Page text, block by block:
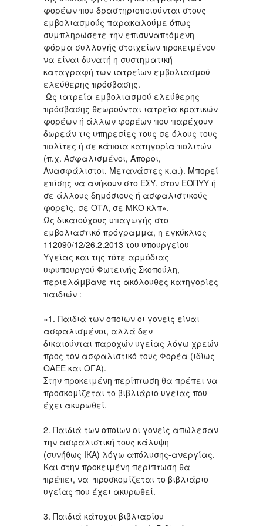
φορέων που δραστηριοποιούνται στους
εμβολιασμούς παρακαλούμε όπως
συμπληρώσετε την επισυναπτόμενη
φόρμα συλλογής στοιχείων προκειμένου
να είναι δυνατή η συστηματική
καταγραφή των ιατρείων εμβολιασμού
ελεύθερης πρόσβασης.
Ως ιατρεία εμβολιασμού ελεύθερης
πρόσβασης θεωρούνται ιατρεία κρατικών
φορέων ή άλλων φορέων που παρέχουν
δωρεάν τις υπηρεσίες τους σε όλους τους
πολίτες ή σε κάποια κατηγορία πολιτών
(π.χ. Ασφαλισμένοι, Άποροι,
Ανασφάλιστοι, Μετανάστες κ.α.). Μπορεί
επίσης να ανήκουν στο ΕΣΥ, στον ΕΟΠΥΥ ή
σε άλλους δημόσιους ή ασφαλιστικούς
φορείς, σε ΟΤΑ, σε ΜΚΟ κλπ».
Ως δικαιούχους υπαγωγής στο
εμβολιαστικό πρόγραμμα, η εγκύκλιος
112090/12/26.2.2013 του υπουργείου
Υγείας και της τότε αρμόδιας
υφυπουργού Φωτεινής Σκοπούλη,
περιελάμβανε τις ακόλουθες κατηγορίες
παιδιών :
«1. Παιδιά των οποίων οι γονείς είναι
ασφαλισμένοι, αλλά δεν
δικαιούνται παροχών υγείας λόγω χρεών
προς τον ασφαλιστικό τους Φορέα (ιδίως
ΟΑΕΕ και ΟΓΑ).
Στην προκειμένη περίπτωση θα πρέπει να
προσκομίζεται το βιβλιάριο υγείας που
έχει ακυρωθεί.
2. Παιδιά των οποίων οι γονείς απώλεσαν
την ασφαλιστική τους κάλυψη
(συνήθως ΙΚΑ) λόγω απόλυσης-ανεργίας.
Και στην προκειμένη περίπτωση θα
πρέπει, να προσκομίζεται το βιβλιάριο
υγείας που έχει ακυρωθεί.
3. Παιδιά κάτοχοι βιβλιαρίου